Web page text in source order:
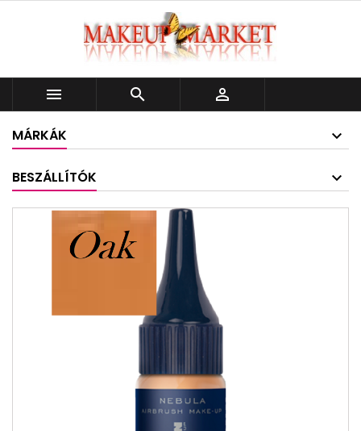
  
MÁRKÁK
BESZÁLLÍTÓK